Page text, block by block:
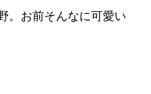
。お前そんなに可愛い